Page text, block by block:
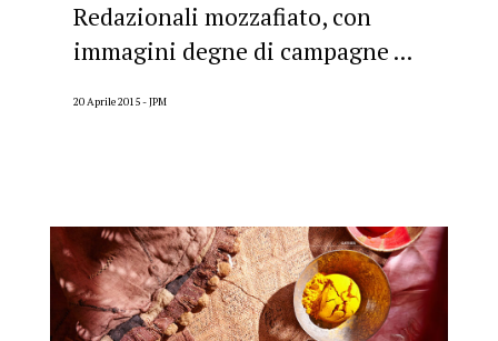
Redazionali mozzafiato, con
immagini degne di campagne ...
20 Aprile 2015 JPM